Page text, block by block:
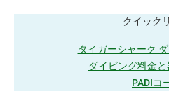
クイック
タイガーシャーク
ダイビング料金
PADIコ